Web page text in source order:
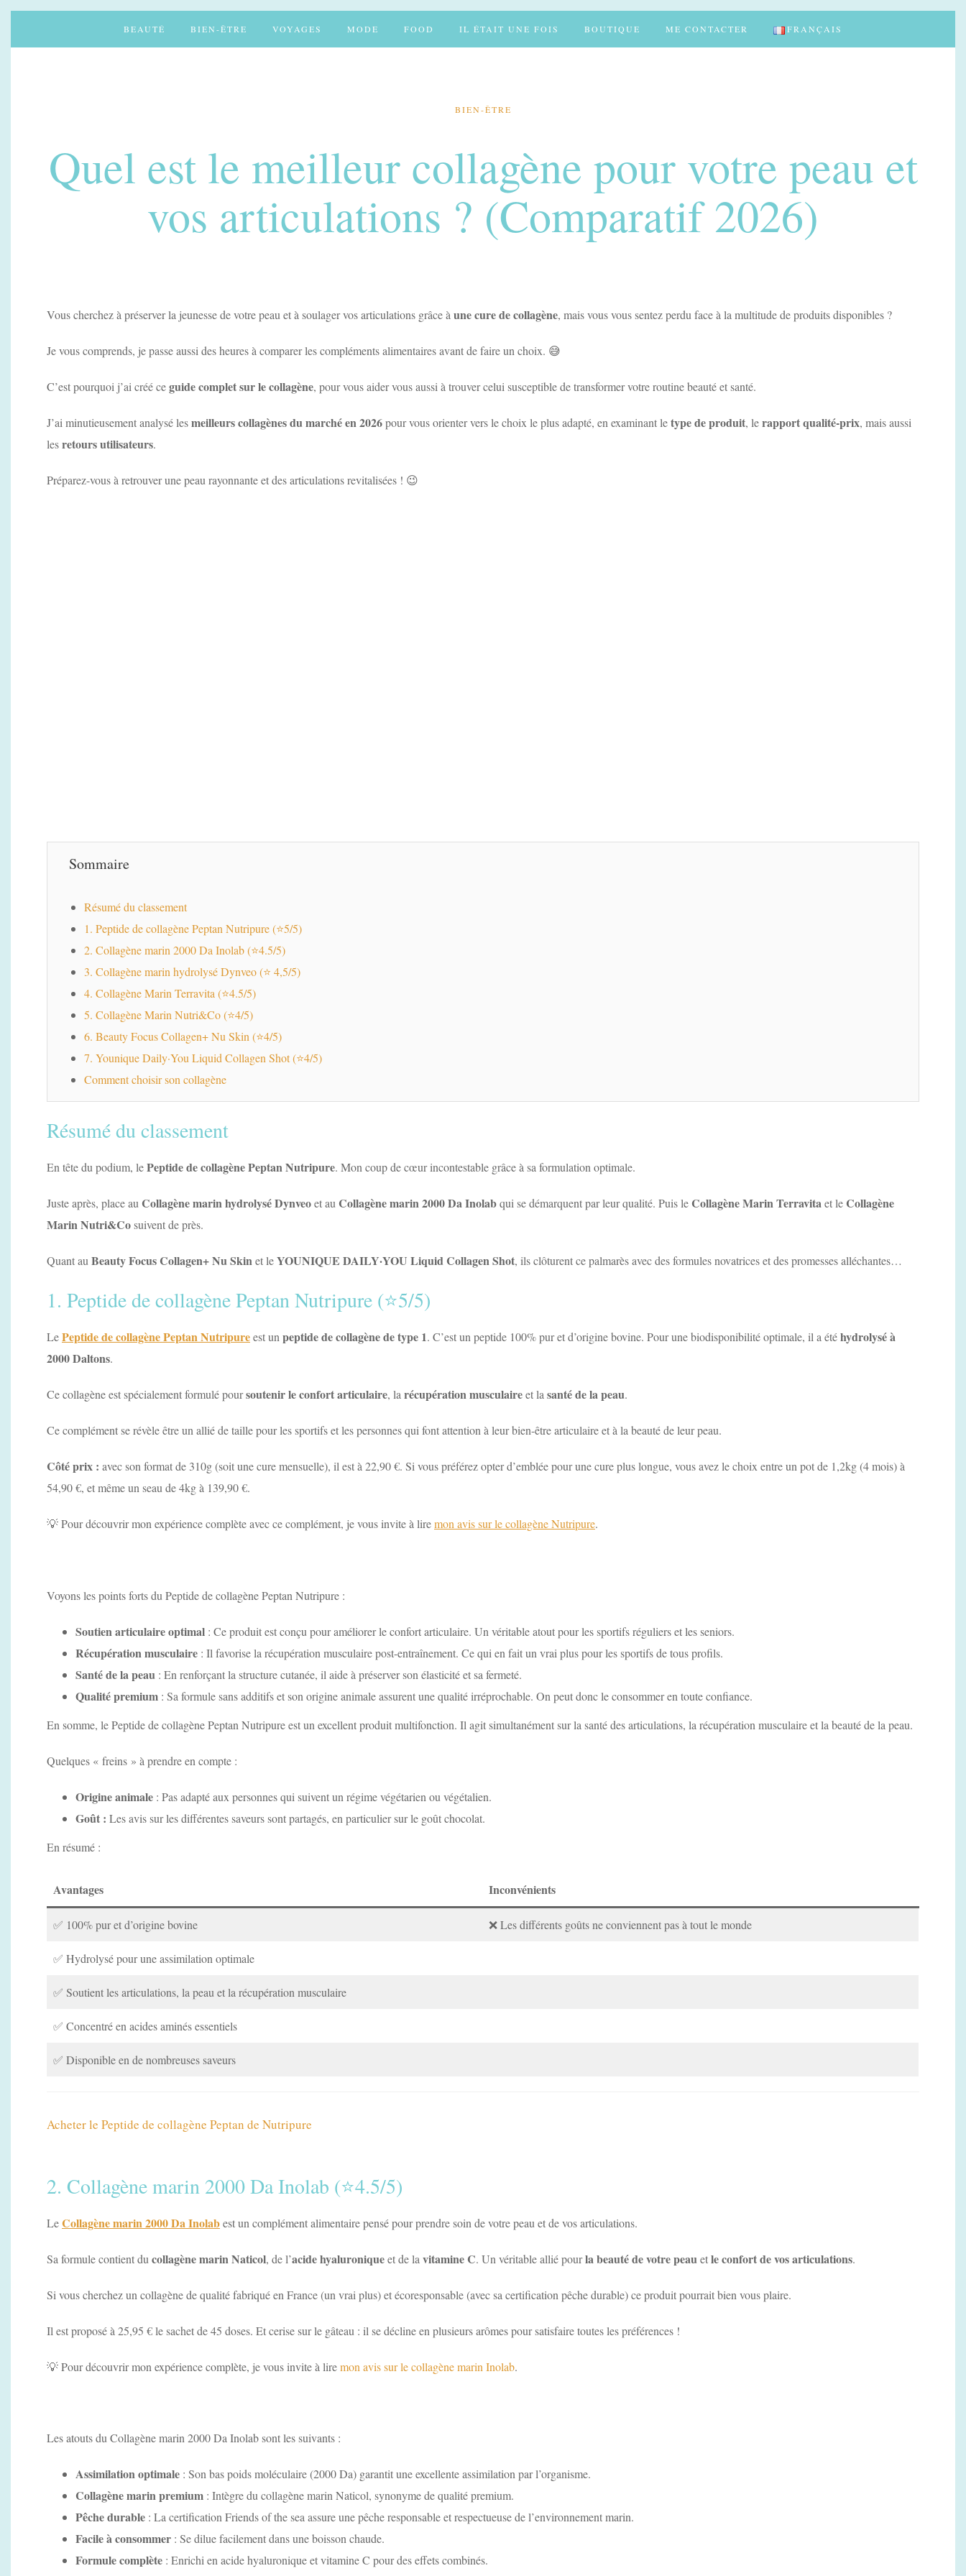
BEAUTÉ BIEN-ÊTRE VOYAGES MODE FOOD IL ÉTAIT UNE FOIS BOUTIQUE ME CONTACTER FRANÇAIS
BIEN-ÊTRE
Quel est le meilleur collagène pour votre peau et
vos articulations ? (Comparatif 2026)
Vous cherchez à préserver la jeunesse de votre peau et à soulager vos articulations grâce à une cure de collagène, mais vous vous sentez perdu face à la multitude de produits disponibles ?
Je vous comprends, je passe aussi des heures à comparer les compléments alimentaires avant de faire un choix. 😅
C’est pourquoi j’ai créé ceguide complet sur le collagène, pour vous aider vous aussi à trouver celui susceptible de transformer votre routine beauté et santé.
J’ai minutieusement analysé lesmeilleurs collagènes du marché en 2026pour vous orienter vers le choix le plus adapté, en examinant letype de produit, lerapport qualité-prix, mais aussi
lesretours utilisateurs.
Préparez-vous à retrouver une peau rayonnante et des articulations revitalisées ! 😉
Sommaire
Résumé du classement
1. Peptide de collagène Peptan Nutripure (⭐5/5)
2. Collagène marin 2000 Da Inolab (⭐4.5/5)
3. Collagène marin hydrolysé Dynveo (⭐ 4,5/5)
4. Collagène Marin Terravita (⭐4.5/5)
5. Collagène Marin Nutri&Co (⭐4/5)
6. Beauty Focus Collagen+ Nu Skin (⭐4/5)
7. Younique Daily·You Liquid Collagen Shot (⭐4/5)
Comment choisir son collagène
Résumé du classement
En tête du podium, lePeptide de collagène Peptan Nutripure. Mon coup de cœur incontestable grâce à sa formulation optimale.
Juste après, place auCollagène marin hydrolysé Dynveoet auCollagène marin 2000 Da Inolabqui se démarquent par leur qualité. Puis leCollagène Marin Terravitaet leCollagène
Marin Nutri&Cosuivent de près.
Quant auBeauty Focus Collagen+ Nu Skinet leYOUNIQUE DAILY·YOU Liquid Collagen Shot, ils clôturent ce palmarès avec des formules novatrices et des promesses alléchantes…
1. Peptide de collagène Peptan Nutripure (⭐5/5)
LePeptide de collagène Peptan Nutripureest unpeptide de collagène de type 1. C’est un peptide 100% pur et d’origine bovine. Pour une biodisponibilité optimale, il a étéhydrolysé à
2000 Daltons.
Ce collagène est spécialement formulé poursoutenir le confort articulaire, larécupération musculaireet lasanté de la peau.
Ce complément se révèle être un allié de taille pour les sportifs et les personnes qui font attention à leur bien-être articulaire et à la beauté de leur peau.
Côté prix : avec son format de 310g (soit une cure mensuelle), il est à 22,90 €. Si vous préférez opter d’emblée pour une cure plus longue, vous avez le choix entre un pot de 1,2kg (4 mois) à
54,90 €, et même un seau de 4kg à 139,90 €.
💡 Pour découvrir mon expérience complète avec ce complément, je vous invite à liremon avis sur le collagène Nutripure.
Voyons les points forts du Peptide de collagène Peptan Nutripure :
Soutien articulaire optimal : Ce produit est conçu pour améliorer le confort articulaire. Un véritable atout pour les sportifs réguliers et les seniors.
Récupération musculaire : Il favorise la récupération musculaire post-entraînement. Ce qui en fait un vrai plus pour les sportifs de tous profils.
Santé de la peau : En renforçant la structure cutanée, il aide à préserver son élasticité et sa fermeté.
Qualité premium : Sa formule sans additifs et son origine animale assurent une qualité irréprochable. On peut donc le consommer en toute confiance.
En somme, le Peptide de collagène Peptan Nutripure est un excellent produit multifonction. Il agit simultanément sur la santé des articulations, la récupération musculaire et la beauté de la peau.
Quelques « freins » à prendre en compte :
Origine animale : Pas adapté aux personnes qui suivent un régime végétarien ou végétalien.
Goût : Les avis sur les différentes saveurs sont partagés, en particulier sur le goût chocolat.
En résumé :
Avantages Inconvénients
✅ 100% pur et d’origine bovine ❌ Les différents goûts ne conviennent pas à tout le monde
✅ Hydrolysé pour une assimilation optimale
✅ Soutient les articulations, la peau et la récupération musculaire
✅ Concentré en acides aminés essentiels
✅ Disponible en de nombreuses saveurs
Acheter le Peptide de collagène Peptan de Nutripure
2. Collagène marin 2000 Da Inolab (⭐4.5/5)
LeCollagène marin 2000 Da Inolabest un complément alimentaire pensé pour prendre soin de votre peau et de vos articulations.
Sa formule contient du collagène marin Naticol, de l’acide hyaluroniqueet de la vitamine C. Un véritable allié pourla beauté de votre peauetle confort de vos articulations.
Si vous cherchez un collagène de qualité fabriqué en France (un vrai plus) et écoresponsable (avec sa certification pêche durable) ce produit pourrait bien vous plaire.
Il est proposé à 25,95 € le sachet de 45 doses. Et cerise sur le gâteau : il se décline en plusieurs arômes pour satisfaire toutes les préférences !
💡 Pour découvrir mon expérience complète, je vous invite à liremon avis sur le collagène marin Inolab.
Les atouts du Collagène marin 2000 Da Inolab sont les suivants :
Assimilation optimale : Son bas poids moléculaire (2000 Da) garantit une excellente assimilation par l’organisme.
Collagène marin premium : Intègre du collagène marin Naticol, synonyme de qualité premium.
Pêche durable : La certification Friends of the sea assure une pêche responsable et respectueuse de l’environnement marin.
Facile à consommer : Se dilue facilement dans une boisson chaude.
Formule complète : Enrichi en acide hyaluronique et vitamine C pour des effets combinés.